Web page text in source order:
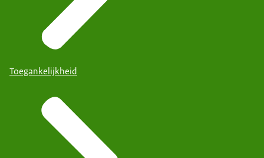
Toegankelijkheid